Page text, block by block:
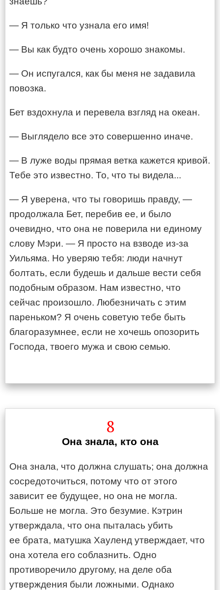
— Я только что узнала его имя!
— Вы как будто очень хорошо знакомы.
— Он испугался, как бы меня не задавила
повозка.
Бет вздохнула и перевела взгляд на океан.
— Выглядело все это совершенно иначе.
— В луже воды прямая ветка кажется кривой.
Тебе это известно. То, что ты видела...
— Я уверена, что ты говоришь правду, —
продолжала Бет, перебив ее, и было
очевидно, что она не поверила ни единому
слову Мэри. — Я просто на взводе из-за
Уильяма. Но уверяю тебя: люди начнут
болтать, если будешь и дальше вести себя
подобным образом. Нам известно, что
сейчас произошло. Любезничать с этим
пареньком? Я очень советую тебе быть
благоразумнее, если не хочешь опозорить
Господа, твоего мужа и свою семью.
8
Она знала, кто она
Она знала, что должна слушать; она должна
сосредоточиться, потому что от этого
зависит ее будущее, но она не могла.
Больше не могла. Это безумие. Кэтрин
утверждала, что она пыталась убить
ее брата, матушка Хауленд утверждает, что
она хотела его соблазнить. Одно
противоречило другому, на деле оба
утверждения были ложными. Однако